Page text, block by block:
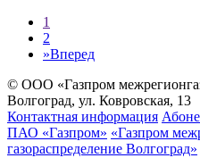
1
2
»Вперед
© ООО «Газпром
Волгоград, ул. Ковровская, 13
Контактная информация
ПАО «Газпром» «Газпром
газораспределение Волгоград»